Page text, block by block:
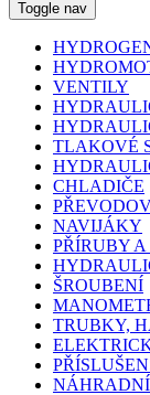
Toggle nav
VENTILY
TLAKOVÉ
CHLADIČE
NAVIJÁKY
PŘÍRUBY A
ŠROUBENÍ
TRUBKY,